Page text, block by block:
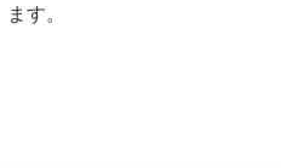
ます。